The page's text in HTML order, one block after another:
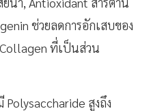
ช่วยลดการอักเสบของ
Collagen ที่เป็นส่วน
สูงถึง